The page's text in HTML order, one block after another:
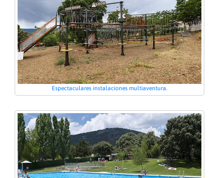
Espectaculares instalaciones multiaventura.